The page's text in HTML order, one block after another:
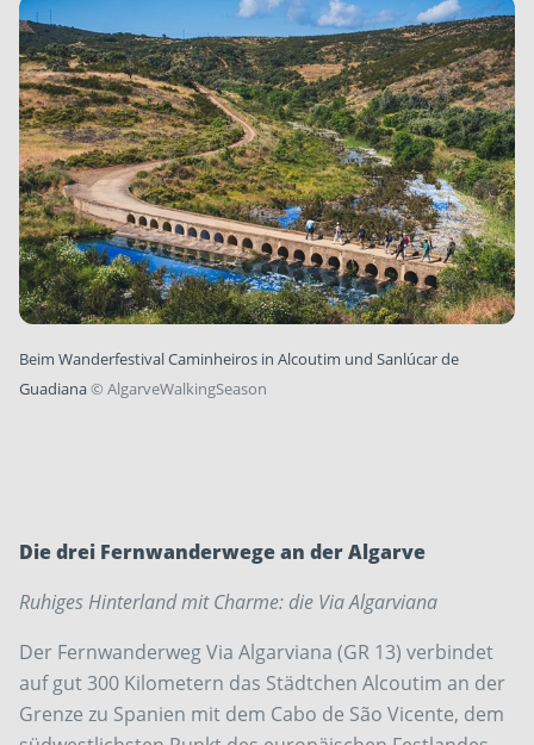
Beim Wanderfestival Caminheiros in Alcoutim und Sanlúcar de
Guadiana© AlgarveWalkingSeason
Die drei Fernwanderwege an der Algarve
Ruhiges Hinterland mit Charme: die Via Algarviana
Der Fernwanderweg Via Algarviana (GR 13) verbindet
auf gut 300 Kilometern das Städtchen Alcoutim an der
Grenze zu Spanien mit dem Cabo de São Vicente, dem